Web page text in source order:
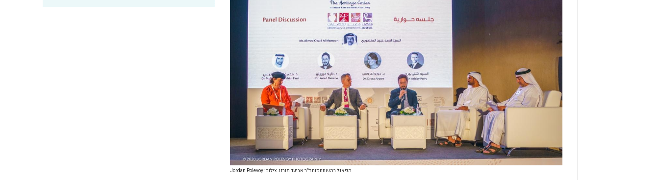
הפאנל בהשתתפות ד"ר אביעד מורנו. צילום: Jordan Polevoy